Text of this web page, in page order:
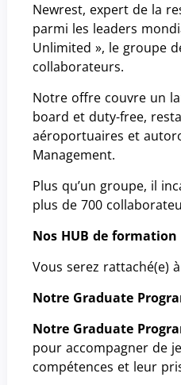
Newrest, expert de la
parmi les leaders
Unlimited », le groupe
collaborateurs.
Notre offre couvre un
board et duty-free,
aéroportuaires et
Management.
Plus qu’un groupe, il
plus de 700
Nos HUB de formation
Vous serez rattaché(e)
Notre Graduate
Notre Graduate
pour accompagner de
compétences et leur
(yeni pencere)
ile paylaşın (yeni pencere)